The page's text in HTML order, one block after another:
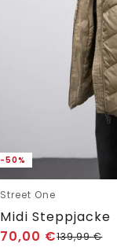
-50%
Street One
Midi Steppjacke
70,00 €139,99€